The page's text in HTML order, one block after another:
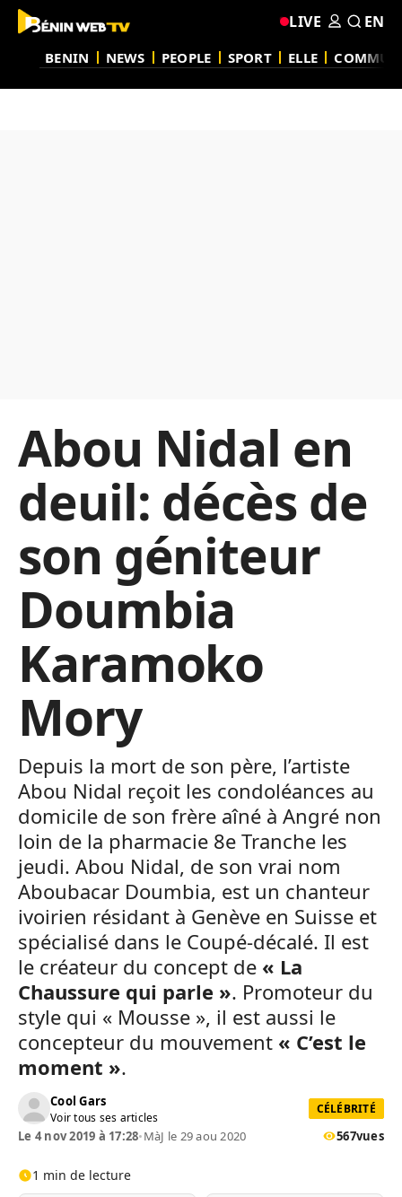
BENIN NEWS PEOPLE SPORT ELLE
LIVE EN
Abou Nidal en
deuil: décès de
son géniteur
Doumbia
Karamoko
Mory
Depuis la mort de son père, l’artiste
Abou Nidal reçoit les condoléances au
domicile de son frère aîné à Angré non
loin de la pharmacie 8e Tranche les
jeudi. Abou Nidal, de son vrai nom
Aboubacar Doumbia, est un chanteur
ivoirien résidant à Genève en Suisse et
spécialisé dans le Coupé-décalé. Il est
le créateur du concept de « La
Chaussure qui parle ». Promoteur du
style qui « Mousse », il est aussi le
concepteur du mouvement « C’est le
moment ».
Cool Gars
Voir tous ses articles
CÉLÉBRITÉ
Le 4 nov 2019 à 17:28•MàJ le 29 aou 2020 567vues
1 min de lecture